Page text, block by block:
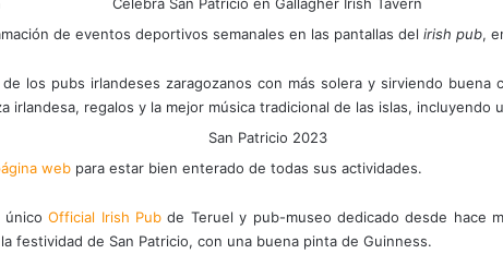
de eventos deportivos semanales en las pantallas del irish pub,
de los pubs irlandeses zaragozanos con más solera y sirviendo
irlandesa, regalos y la mejor música tradicional de las islas, incluyendo
web para estar bien enterado de todas sus actividades.
únicoOfficial Irish Pub de Teruel y pub-museo dedicado desde hace
festividad de San Patricio, con una buena pinta de Guinness.